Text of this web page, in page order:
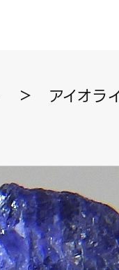
＞
アイオラ